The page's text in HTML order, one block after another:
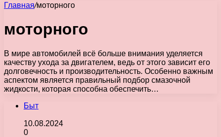
Главная/моторного
моторного
В мире автомобилей всё больше внимания уделяется
качеству ухода за двигателем, ведь от этого зависит его
долговечность и производительность. Особенно важным
аспектом является правильный подбор смазочной
жидкости, которая способна обеспечить…
Быт
10.08.2024
0